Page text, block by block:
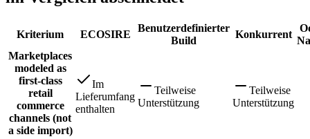
Kriterium ECOSIRE
Benutzerdefinierter
Build
Konkurrent
Marketplaces
modeled as
first-class
retail
commerce
channels (not
a side import)
Im
Lieferumfang
enthalten
Teilweise
Unterstützung
Teilweise
Unterstützung